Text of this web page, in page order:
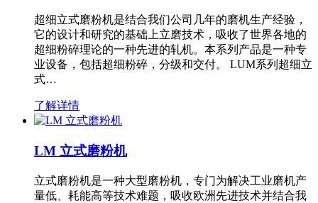
超细立式磨粉机是结合我们公司几年的磨机生产经验，
它的设计和研究的基础上立磨技术，吸收了世界各地的
超细粉碎理论的一种先进的轧机。本系列产品是一种专
业设备，包括超细粉碎，分级和交付。 LUM系列超细立
式…
了解详情
LM 立式磨粉机
立式磨粉机是一种大型磨粉机，专门为解决工业磨机产
量低、耗能高等技术难题，吸收欧洲先进技术并结合我